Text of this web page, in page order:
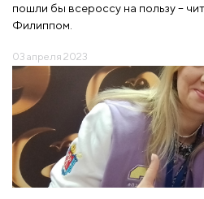
пошли бы всероссу на пользу –
Филиппом.
03 апреля 2023